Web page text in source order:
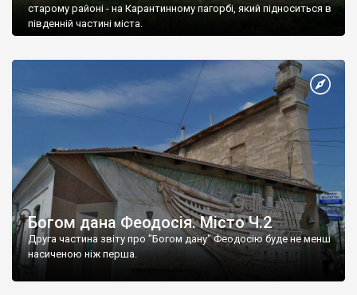
старому районі - на Карантинному пагорбі, який підноситься в
південній частині міста.
Богом дана Феодосія. Місто Ч.2
Друга частина звіту про "Богом дану" Феодосію буде не менш
насиченою ніж перша.